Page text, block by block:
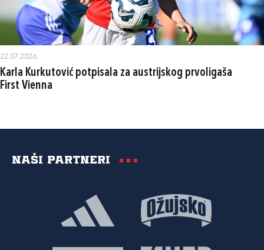
22.07.2026.
Karla Kurkutović potpisala za austrijskog prvoligaša
First Vienna
Naši partneri